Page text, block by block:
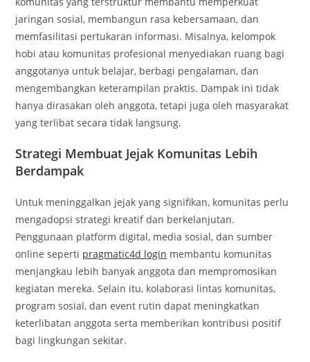
jaringan sosial, membangun rasa kebersamaan, dan
memfasilitasi pertukaran informasi. Misalnya, kelompok
hobi atau komunitas profesional menyediakan ruang bagi
anggotanya untuk belajar, berbagi pengalaman, dan
mengembangkan keterampilan praktis. Dampak ini tidak
hanya dirasakan oleh anggota, tetapi juga oleh masyarakat
yang terlibat secara tidak langsung.
Strategi Membuat Jejak Komunitas Lebih
Berdampak
Untuk meninggalkan jejak yang signifikan, komunitas perlu
mengadopsi strategi kreatif dan berkelanjutan.
Penggunaan platform digital, media sosial, dan sumber
online seperti pragmatic4d login membantu komunitas
menjangkau lebih banyak anggota dan mempromosikan
kegiatan mereka. Selain itu, kolaborasi lintas komunitas,
program sosial, dan event rutin dapat meningkatkan
keterlibatan anggota serta memberikan kontribusi positif
bagi lingkungan sekitar.